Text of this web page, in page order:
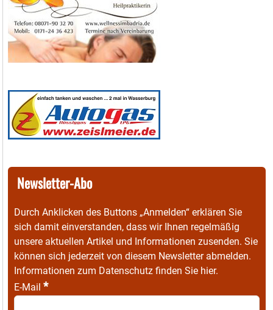
Newsletter-Abo
Durch Anklicken des Buttons „Anmelden“ erklären Sie
sich damit einverstanden, dass wir Ihnen regelmäßig
unsere aktuellen Artikel und Informationen zusenden. Sie
können sich jederzeit von diesem Newsletter abmelden.
Informationen zum Datenschutz finden Sie hier.
E-Mail *